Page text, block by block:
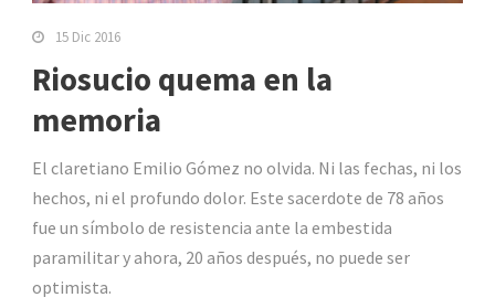
15 Dic 2016
Riosucio quema en la
memoria
El claretiano Emilio Gómez no olvida. Ni las fechas, ni los
hechos, ni el profundo dolor. Este sacerdote de 78 años
fue un símbolo de resistencia ante la embestida
paramilitar y ahora, 20 años después, no puede ser
optimista.